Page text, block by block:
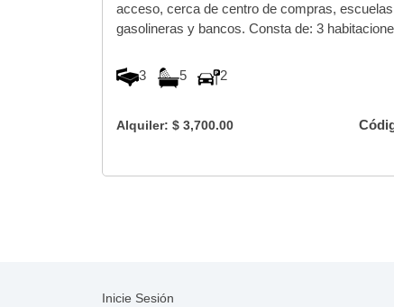
acceso, cerca de centro de compras,
gasolineras y bancos. Consta de: 3
3 5 2
Alquiler: $ 3,700.00
Inicie Sesión